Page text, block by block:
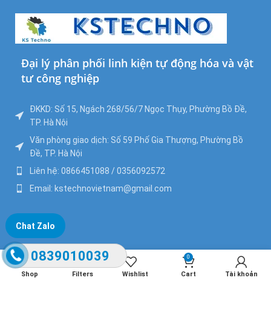
Đại lý phân phối linh kiện tự động hóa và vật
tư công nghiệp
ĐKKD: Số 15, Ngách 268/56/7 Ngọc Thụy, Phường Bồ Đề,
TP. Hà Nội
Văn phòng giao dịch: Số 59 Phố Gia Thượng, Phường Bồ
Đề, TP. Hà Nội
Liên hệ: 0866451088 / 0356092572
Email: kstechnovietnam@gmail.com
Chat Zalo
0839010039
Shop Filters Wishlist
0
Cart Tài khoản